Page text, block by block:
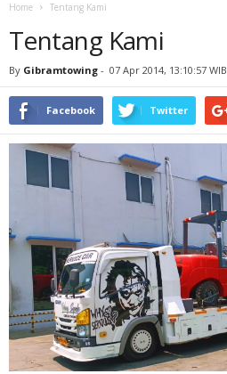
Home Tentang Kami
Tentang Kami
By Gibramtowing - 07 Apr 2014, 13:10:57 WIB
Facebook Twitter